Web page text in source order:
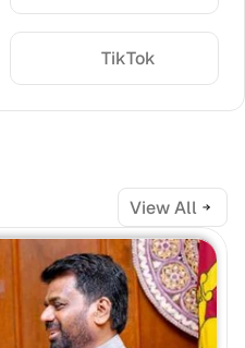
TikTok
View All